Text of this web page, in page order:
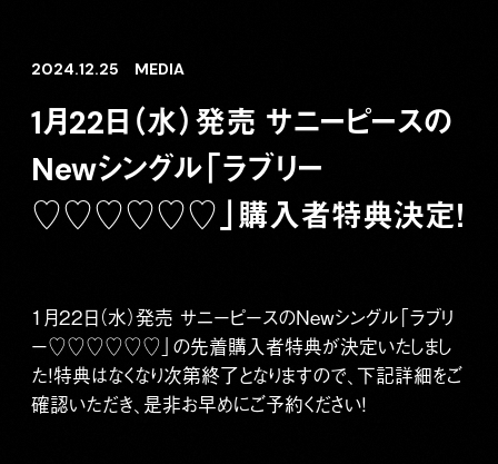
2024.12.25 MEDIA
1月22日（水）発売 サニーピースの
Newシングル「ラブリー
♡♡♡♡♡♡」購入者特典決定！
1月22日（水）発売 サニーピースのNewシングル「ラブリ
ー♡♡♡♡♡♡」の先着購入者特典が決定いたしまし
た！特典はなくなり次第終了となりますので、下記詳細をご
確認いただき、是非お早めにご予約ください！